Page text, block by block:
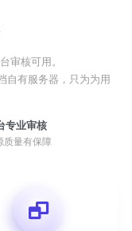
审核可用。
自有服务器，只为为用
专业审核
质量有保障